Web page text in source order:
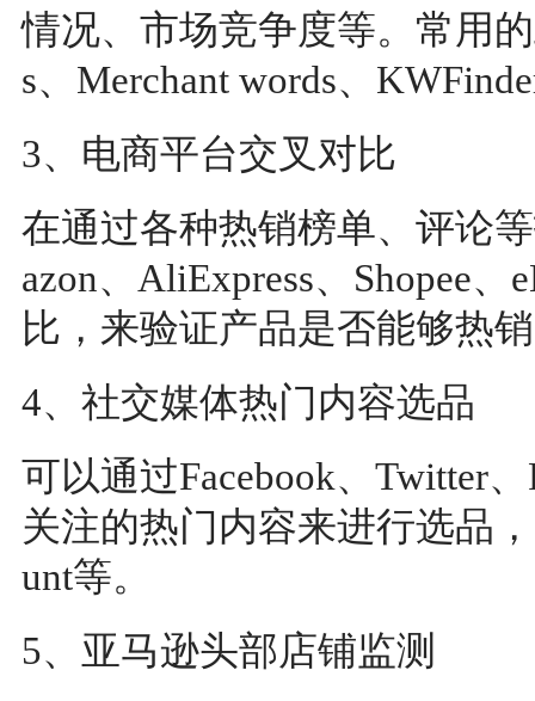
情况、市场竞争度等。常用
s、Merchant words、
3、电商平台交叉对比
在通过各种热销榜单、评论
azon、AliExpress、Shopee
比，来验证产品是否能够热
4、社交媒体热门内容选品
可以通过Facebook、Twitter
关注的热门内容来进行选品
unt等。
5、亚马逊头部店铺监测